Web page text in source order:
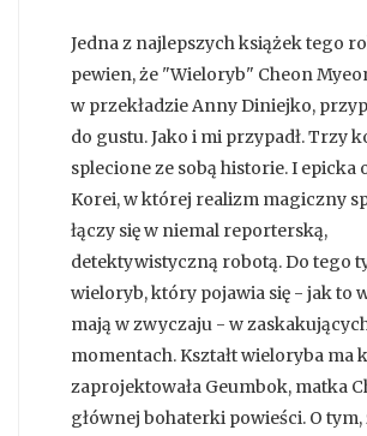
Jedna z najlepszych książek tego
pewien, że "Wieloryb" Cheon
w przekładzie Anny Diniejko,
do gustu. Jako i mi przypadł. Trzy
splecione ze sobą historie. I epicka
Korei, w której realizm magiczny
łączy się w niemal reporterską,
detektywistyczną robotą. Do tego
wieloryb, który pojawia się - jak to
mają w zwyczaju - w
momentach. Kształt wieloryba ma
zaprojektowała Geumbok, matka
głównej bohaterki powieści. O tym,